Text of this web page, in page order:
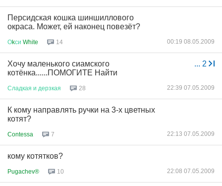
Персидская кошка шиншиллового
окраса. Может, ей наконец повезёт?
Оkси White 14 00:19 08.05.2009
... 2
Хочу маленького сиамского
котёнка......ПОМОГИТЕ Найти
Сладкая и дерзкая 28 22:39 07.05.2009
К кому направлять ручки на 3-х цветных
котят?
Contessa 7 22:13 07.05.2009
кому котятков?
Pugachev® 10 22:08 07.05.2009